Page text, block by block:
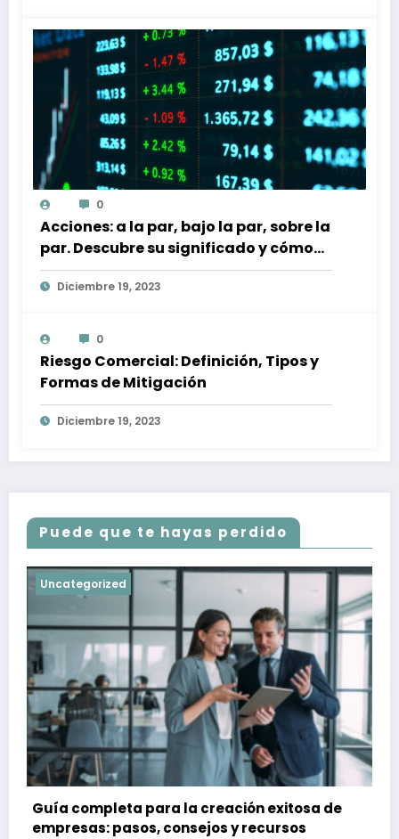
0
Acciones: a la par, bajo la par, sobre la
par. Descubre su significado y cómo
afectan a tu inversión
Diciembre 19, 2023
0
Riesgo Comercial: Definición, Tipos y
Formas de Mitigación
Diciembre 19, 2023
Puede que te hayas perdido
Uncategorized
Guía completa para la creación exitosa de
empresas: pasos, consejos y recursos